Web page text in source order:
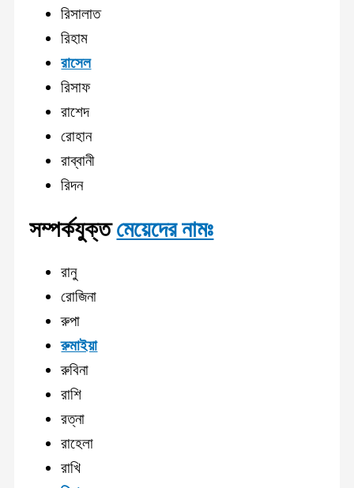
রিসালাত
রিহাম
রাসেল
রিসাফ
রাশেদ
রোহান
রাব্বানী
রিদন
সম্পর্কযুক্তমেয়েদের নামঃ
রানু
রোজিনা
রুপা
রুমাইয়া
রুবিনা
রাশি
রত্না
রাহেলা
রাখি